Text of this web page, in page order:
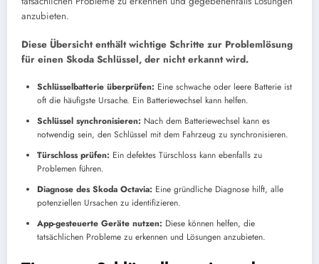
anzubieten.
Diese Übersicht enthält wichtige Schritte zur Problemlösung
für einen Skoda Schlüssel, der nicht erkannt wird.
Schlüsselbatterie überprüfen: Eine schwache oder leere Batterie ist
oft die häufigste Ursache. Ein Batteriewechsel kann helfen.
Schlüssel synchronisieren: Nach dem Batteriewechsel kann es
notwendig sein, den Schlüssel mit dem Fahrzeug zu synchronisieren.
Türschloss prüfen: Ein defektes Türschloss kann ebenfalls zu
Problemen führen.
Diagnose des Skoda Octavia: Eine gründliche Diagnose hilft, alle
potenziellen Ursachen zu identifizieren.
App-gesteuerte Geräte nutzen: Diese können helfen, die
tatsächlichen Probleme zu erkennen und Lösungen anzubieten.